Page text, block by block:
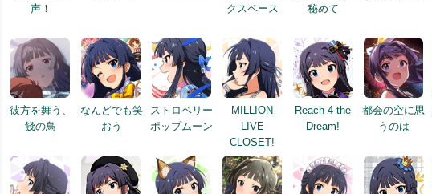
声！
クスペース
秘めて
彼方を舞う、
餞の鳥
なんどでも笑
おう
ストロベリー
ポップムーン
MILLION
LIVE
CLOSET!
Reach 4 the
Dream!
都会の空に思
うのは